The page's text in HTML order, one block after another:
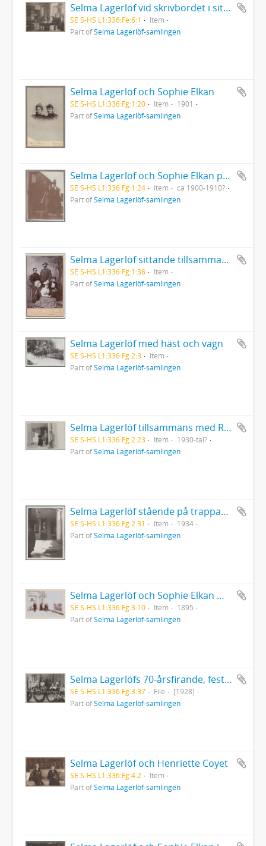
Selma Lagerlöf vid skrivbordet i sitt arbetsrum i Centralpalatset i Falun
SE S-HS L1:336:Fe:6:1
Item
Part ofSelma Lagerlöf-samlingen
Selma Lagerlöf och Sophie Elkan
SE S-HS L1:336:Fg:1:20 Item
1901
Part ofSelma Lagerlöf-samlingen
Selma Lagerlöf och Sophie Elkan på tåg
SE S-HS L1:336:Fg:1:24 Item
ca 1900-1910?
Part ofSelma Lagerlöf-samlingen
Selma Lagerlöf sittande tillsammans med Matilda Widegren och en man och en kvinna
SE S-HS L1:336:Fg:1:36
Item
Part ofSelma Lagerlöf-samlingen
Selma Lagerlöf med häst och vagn
SE S-HS L1:336:Fg:2:3
Item
Part ofSelma Lagerlöf-samlingen
Selma Lagerlöf tillsammans med Ragnar och Maud Hyltén-Cavalllius på trappan till Mårbacka
SE S-HS L1:336:Fg:2:23 Item
1930-tal?
Part ofSelma Lagerlöf-samlingen
Selma Lagerlöf stående på trappan vid besök från Grebbestads folkhögskola
SE S-HS L1:336:Fg:2:31 Item
1934
Part ofSelma Lagerlöf-samlingen
Selma Lagerlöf och Sophie Elkan med flera vid inackorderingen i Neapel
SE S-HS L1:336:Fg:3:10 Item
1895
Part ofSelma Lagerlöf-samlingen
Selma Lagerlöfs 70-årsfirande, festföreställning på Dramaten 21/11
SE S-HS L1:336:Fg:3:37 File
[1928]
Part ofSelma Lagerlöf-samlingen
Selma Lagerlöf och Henriette Coyet
SE S-HS L1:336:Fg:4:2
Item
Part ofSelma Lagerlöf-samlingen